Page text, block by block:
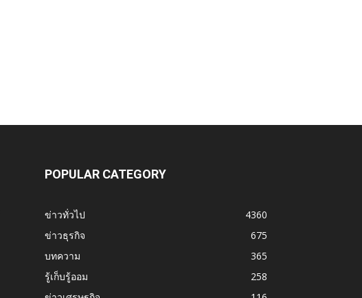
POPULAR CATEGORY
ข่าวทั่วไป
4360
ข่าวธุรกิจ
675
บทความ
365
รู้เก็บรู้ออม
258